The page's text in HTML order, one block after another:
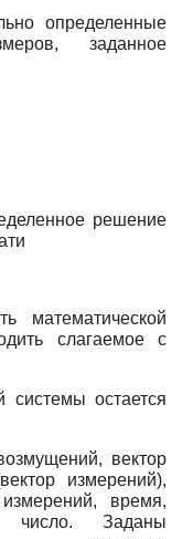
определенные
заданное
решение
математической
слагаемое с
системы остается
вектор
измерений),
измерений, время,
число. Заданы